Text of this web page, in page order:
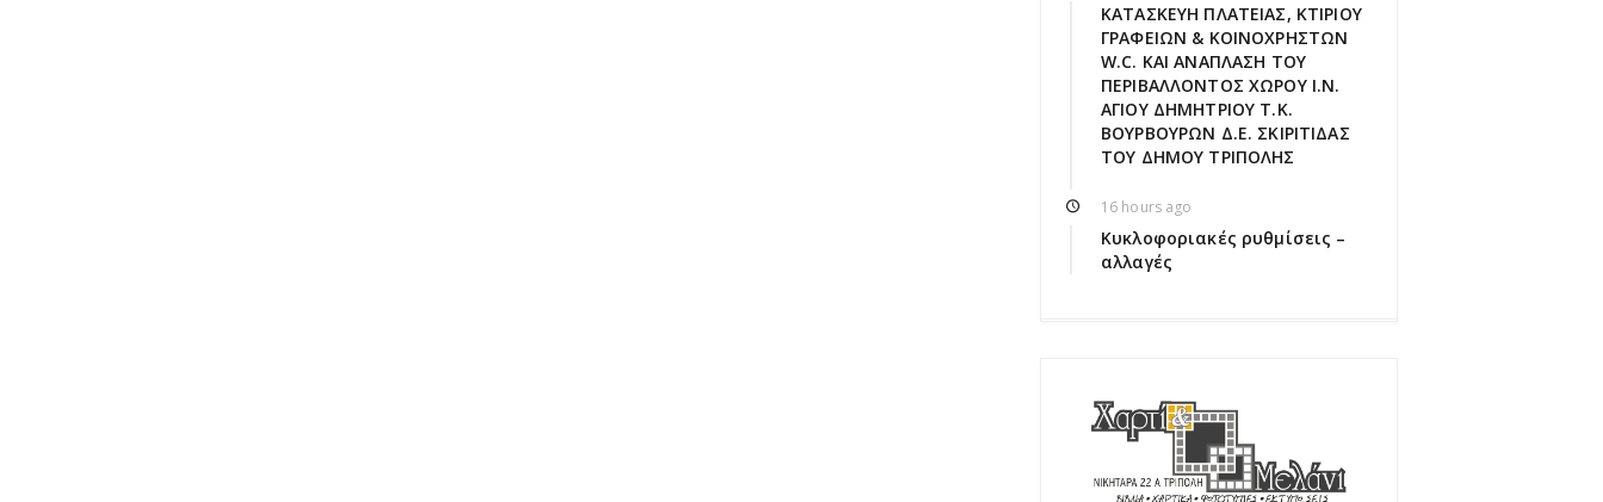
ΚΑΤΑΣΚΕΥΗ ΠΛΑΤΕΙΑΣ, ΚΤΙΡΙΟΥ
ΓΡΑΦΕΙΩΝ & ΚΟΙΝΟΧΡΗΣΤΩΝ
W.C. ΚΑΙ ΑΝΑΠΛΑΣΗ ΤΟΥ
ΠΕΡΙΒΑΛΛΟΝΤΟΣ ΧΩΡΟΥ Ι.Ν.
ΑΓΙΟΥ ΔΗΜΗΤΡΙΟΥ Τ.Κ.
ΒΟΥΡΒΟΥΡΩΝ Δ.Ε. ΣΚΙΡΙΤΙΔΑΣ
ΤΟΥ ΔΗΜΟΥ ΤΡΙΠΟΛΗΣ
16 hours ago
Κυκλοφοριακές ρυθμίσεις –
αλλαγές